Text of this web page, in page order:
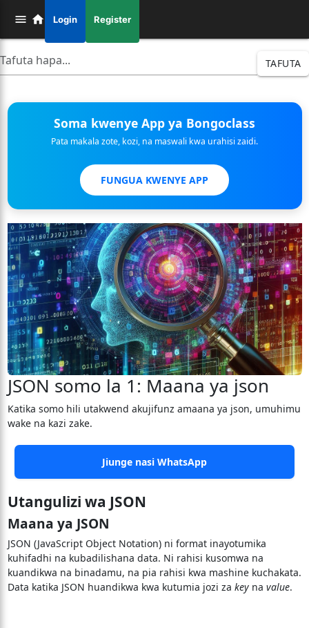
Login Register
TAFUTA
Soma kwenye App ya Bongoclass
Pata makala zote, kozi, na maswali kwa urahisi zaidi.
FUNGUA KWENYE APP
JSON somo la 1: Maana ya json
Katika somo hili utakwend akujifunz amaana ya json, umuhimu
wake na kazi zake.
Jiunge nasi WhatsApp
Utangulizi wa JSON
Maana ya JSON
JSON (JavaScript Object Notation) ni format inayotumika
kuhifadhi na kubadilishana data. Ni rahisi kusomwa na
kuandikwa na binadamu, na pia rahisi kwa mashine kuchakata.
Data katika JSON huandikwa kwa kutumia jozi za keyna value.